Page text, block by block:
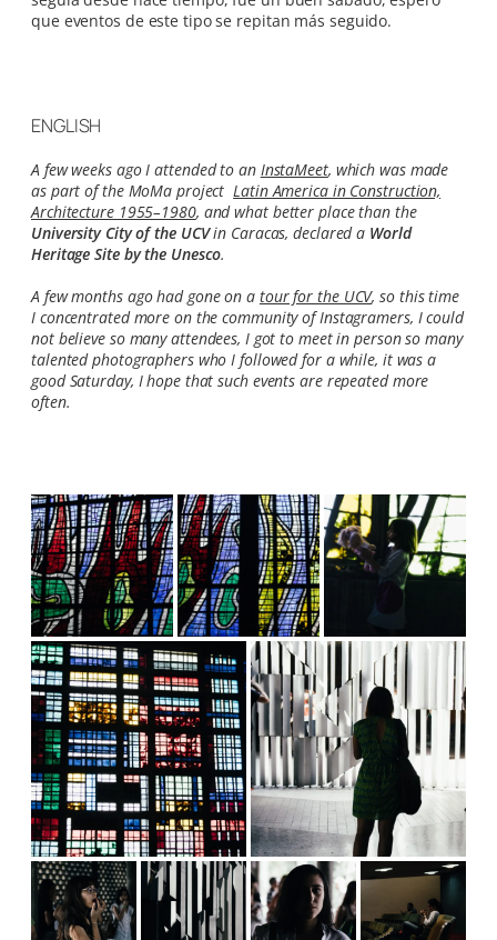
que eventos de este tipo se repitan más seguido.
ENGLISH
A few weeks ago I attended to an InstaMeet, which was made
as part of the MoMa projectLatin America in Construction,
Architecture 1955–1980, and what better place than the
University City of the UCVin Caracas, declared a World
Heritage Site by the Unesco.
A few months ago had gone on a tour for the UCV, so this time
I concentrated more on the community of Instagramers, I could
not believe so many attendees, I got to meet in person so many
talented photographers who I followed for a while, it was a
good Saturday, I hope that such events are repeated more
often.